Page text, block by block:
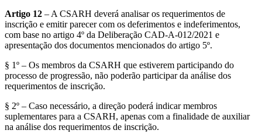
Artigo 12 – A CSARH deverá analisar os requerimentos de
inscrição e emitir parecer com os deferimentos e indeferimentos,
com base no artigo 4º da Deliberação CAD-A-012/2021 e
apresentação dos documentos mencionados do artigo 5º.
§ 1º – Os membros da CSARH que estiverem participando do
processo de progressão, não poderão participar da análise dos
requerimentos de inscrição.
§ 2º – Caso necessário, a direção poderá indicar membros
suplementares para a CSARH, apenas com a finalidade de auxiliar
na análise dos requerimentos de inscrição.